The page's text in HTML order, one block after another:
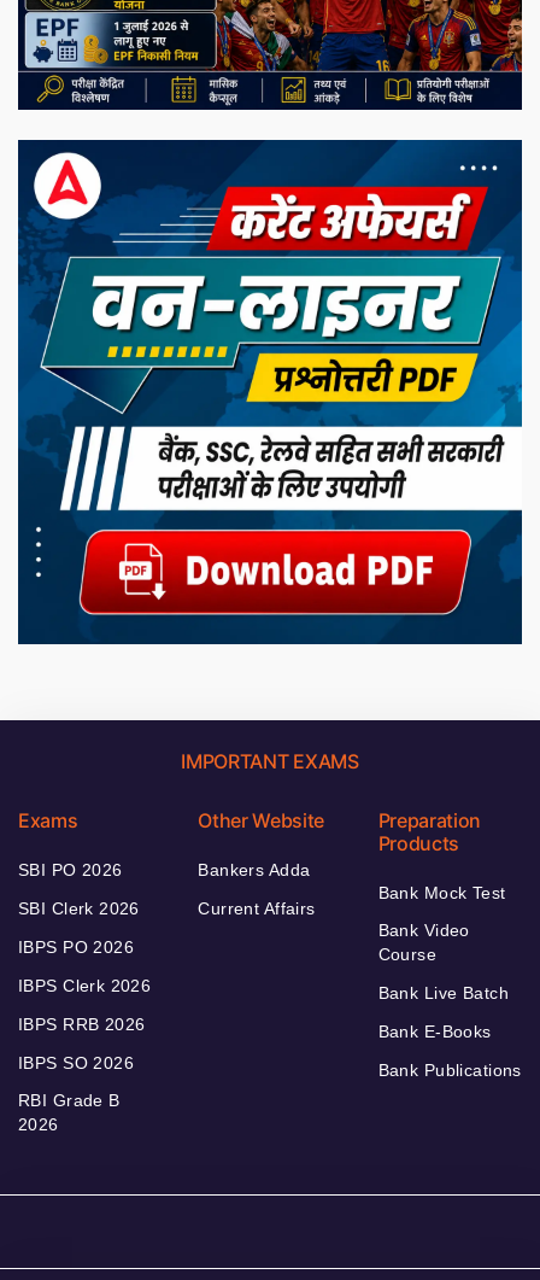
IMPORTANT EXAMS
Exams
SBI PO 2026
SBI Clerk 2026
IBPS PO 2026
IBPS Clerk 2026
IBPS RRB 2026
IBPS SO 2026
RBI Grade B
2026
Other Website
Bankers Adda
Current Affairs
Preparation
Products
Bank Mock Test
Bank Video
Course
Bank Live Batch
Bank E-Books
Bank Publications